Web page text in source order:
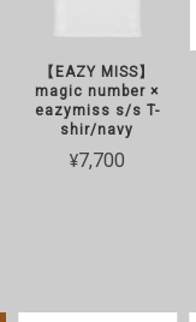
【EAZY MISS】
magic number ×
eazymiss s/s T-
shir/navy
¥7,700